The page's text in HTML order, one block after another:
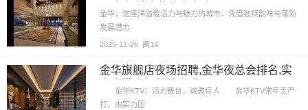
金华，这座洋溢着活力与魅力的城市，凭借独特韵味与蓬勃
发展潜力
2025-11-29 阅14
金华旗舰店夜场招聘,金华夜总会排名,实
金华KTV：活力舞台，诚邀佳人 金华KTV常年无严
打，由实力团